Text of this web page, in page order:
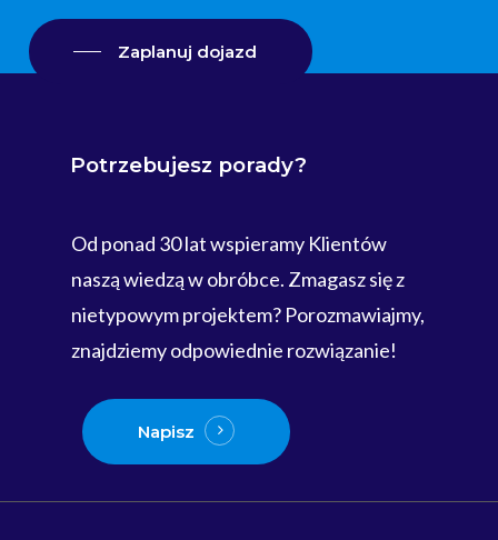
Zaplanuj dojazd
Potrzebujesz porady?
Od ponad 30 lat wspieramy Klientów
naszą wiedzą w obróbce. Zmagasz się z
nietypowym projektem? Porozmawiajmy,
znajdziemy odpowiednie rozwiązanie!
Napisz